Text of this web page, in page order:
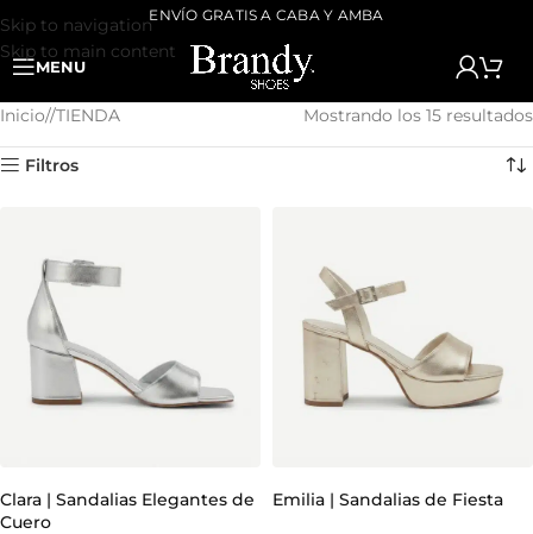
Skip to navigation
Skip to main content
ENVÍO GRATIS A CABA Y AMBA
MENU
Inicio/ TIENDA Mostrando los 15 resultados
Filtros
Clara | Sandalias Elegantes de
Cuero
Emilia | Sandalias de Fiesta